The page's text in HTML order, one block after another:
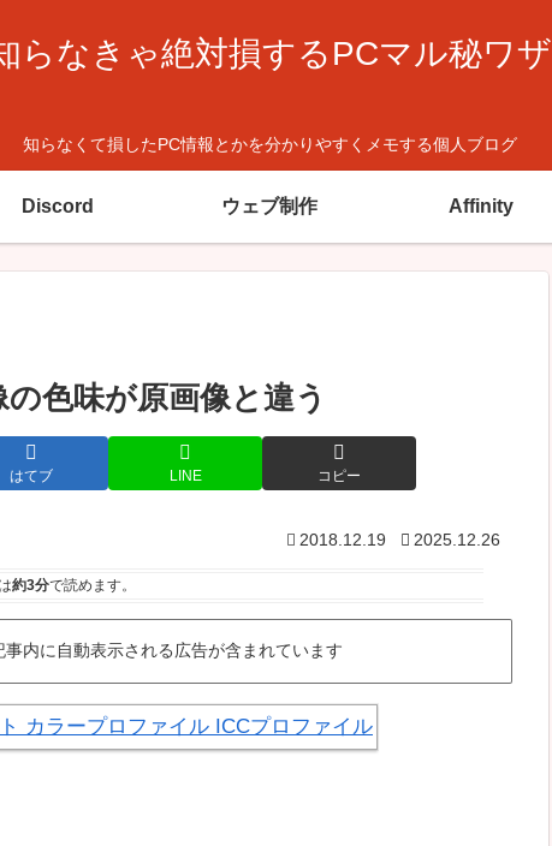
らなきゃ絶対損するPCマル秘ワザ
知らなくて損したPC情報とかを分かりやすくメモする個人ブログ
Discord ウェブ制作 Affinity
色味が原画像と違う
はてブ LINE コピー
2018.12.19 2025.12.26
約3分で読めます。
内に自動表示される広告が含まれています